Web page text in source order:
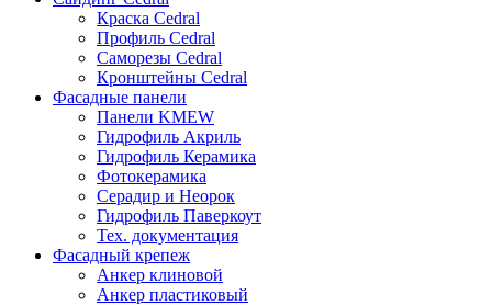
Краска Cedral
Профиль Cedral
Саморезы Cedral
Кронштейны Cedral
Фасадные панели
Панели KMEW
Гидрофиль Акриль
Гидрофиль Керамика
Фотокерамика
Серадир и Неорок
Гидрофиль Паверкоут
Тех. документация
Фасадный крепеж
Анкер клиновой
Анкер пластиковый